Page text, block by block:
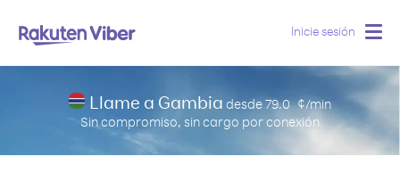
Inicie sesión
Llame a Gambia desde79.0 ¢/min
Sin compromiso, sin cargo por conexión